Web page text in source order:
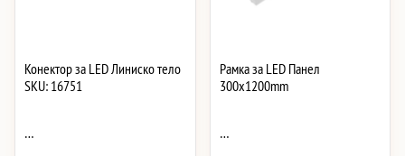
Конектор за LED Линиско тело
SKU: 16751
…
Рамка за LED Панел
300x1200mm
…